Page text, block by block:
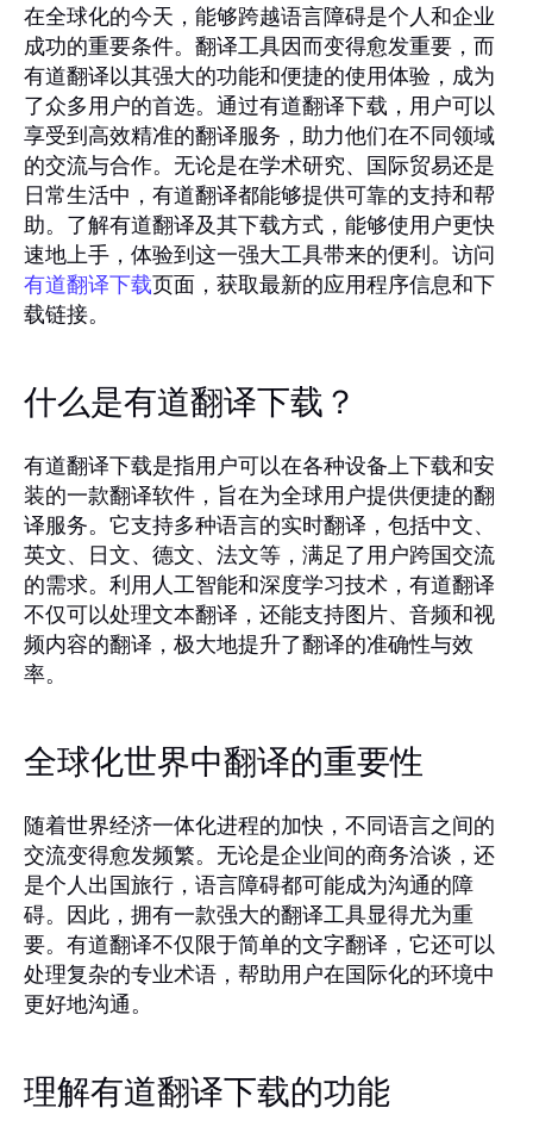
在全球化的今天，能够跨越语言障碍是个人和企业
成功的重要条件。翻译工具因而变得愈发重要，而
有道翻译以其强大的功能和便捷的使用体验，成为
了众多用户的首选。通过有道翻译下载，用户可以
享受到高效精准的翻译服务，助力他们在不同领域
的交流与合作。无论是在学术研究、国际贸易还是
日常生活中，有道翻译都能够提供可靠的支持和帮
助。了解有道翻译及其下载方式，能够使用户更快
速地上手，体验到这一强大工具带来的便利。访问
有道翻译下载页面，获取最新的应用程序信息和下
载链接。
什么是有道翻译下载？
有道翻译下载是指用户可以在各种设备上下载和安
装的一款翻译软件，旨在为全球用户提供便捷的翻
译服务。它支持多种语言的实时翻译，包括中文、
英文、日文、德文、法文等，满足了用户跨国交流
的需求。利用人工智能和深度学习技术，有道翻译
不仅可以处理文本翻译，还能支持图片、音频和视
频内容的翻译，极大地提升了翻译的准确性与效
率。
全球化世界中翻译的重要性
随着世界经济一体化进程的加快，不同语言之间的
交流变得愈发频繁。无论是企业间的商务洽谈，还
是个人出国旅行，语言障碍都可能成为沟通的障
碍。因此，拥有一款强大的翻译工具显得尤为重
要。有道翻译不仅限于简单的文字翻译，它还可以
处理复杂的专业术语，帮助用户在国际化的环境中
更好地沟通。
理解有道翻译下载的功能